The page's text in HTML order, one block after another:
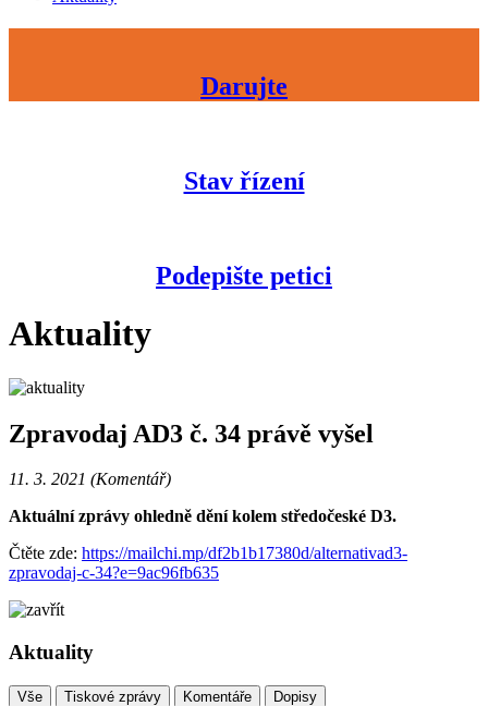
Darujte
Stav řízení
Podepište petici
Aktuality
Zpravodaj AD3 č. 34 právě vyšel
11. 3. 2021 (Komentář)
Aktuální zprávy ohledně dění kolem středočeské D3.
Čtěte zde: https://mailchi.mp/df2b1b17380d/alternativad3-
zpravodaj-c-34?e=9ac96fb635
Aktuality
Vše Tiskové zprávy Komentáře Dopisy